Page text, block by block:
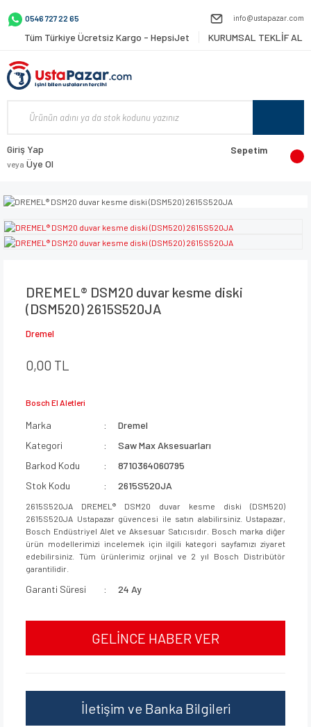
0546 727 22 65 info@ustapazar.com
Tüm Türkiye Ücretsiz Kargo - HepsiJet KURUMSAL TEKLİF AL
Giriş Yap
veya Üye Ol
Sepetim
DREMEL® DSM20 duvar kesme diski
(DSM520) 2615S520JA
Dremel
0,00 TL
Bosch El Aletleri
Marka
Dremel
Kategori
Saw Max Aksesuarları
Barkod Kodu
8710364060795
Stok Kodu
2615S520JA
2615S520JA DREMEL® DSM20 duvar kesme diski (DSM520)
2615S520JA Ustapazar güvencesi ile satın alabilirsiniz. Ustapazar,
Bosch Endüstriyel Alet ve Aksesuar Satıcısıdır. Bosch marka diğer
ürün modellerimizi incelemek için ilgili kategori sayfamızı ziyaret
edebilirsiniz. Tüm ürünlerimiz orjinal ve 2 yıl Bosch Distribütör
garantilidir.
Garanti Süresi 24 Ay
GELİNCE HABER VER
İletişim ve Banka Bilgileri